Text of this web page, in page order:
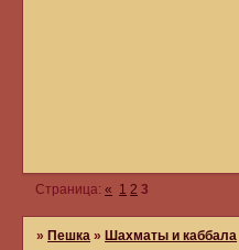
Страница:« 1 2 3
»Пешка »Шахматы и каббала